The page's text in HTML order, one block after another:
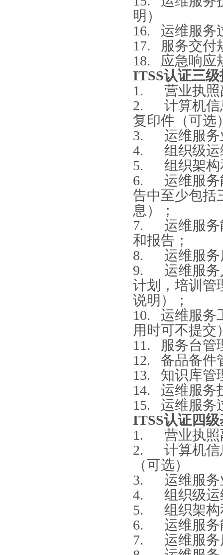
明）
16. 运维服务
17. 服务交付
18. 应急响应
ITSS认证三
1. 营业执照
2. 计算机信
复印件（可选
3. 运维服务
4. 组织级运
5. 组织架构
6. 运维服务
告中至少包括
息）；
7. 运维服务
和报告；
8. 运维服务
9. 运维服务
计划，培训管
说明）；
10. 运维服务
用时可不提交
11. 服务台管
12. 备品备件
13. 知识库管
14. 运维服务
15. 运维服务
ITSS认证四
1. 营业执照
2. 计算机信
（可选）
3. 运维服务
4. 组织级运
5. 组织架构
6. 运维服务
7. 运维服务